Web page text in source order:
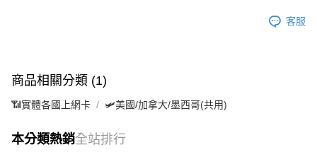
客服
商品相關分類 (1)
📶實體各國上網卡 🛩️美國/加拿大/墨西哥(共用)
本分類熱銷全站排行